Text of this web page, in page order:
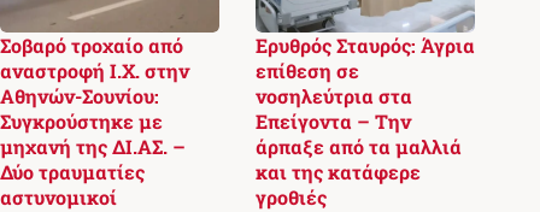
Σοβαρό τροχαίο από
αναστροφή Ι.Χ. στην
Αθηνών-Σουνίου:
Συγκρούστηκε με
μηχανή της ΔΙ.ΑΣ. –
Δύο τραυματίες
αστυνομικοί
Ερυθρός Σταυρός: Άγρια
επίθεση σε
νοσηλεύτρια στα
Επείγοντα – Την
άρπαξε από τα μαλλιά
και της κατάφερε
γροθιές